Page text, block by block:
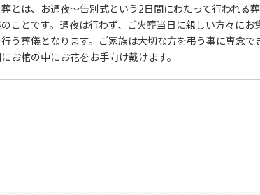
とは、お通夜～告別式という2日間にわたって行われる
ことです。通夜は行わず、ご火葬当日に親しい方々にお
う葬儀となります。ご家族は大切な方を弔う事に専念で
お棺の中にお花をお手向け戴けます。